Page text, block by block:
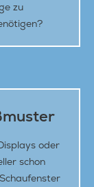
zu
oder
schon